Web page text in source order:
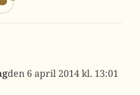
6 april 2014 kl. 13:01